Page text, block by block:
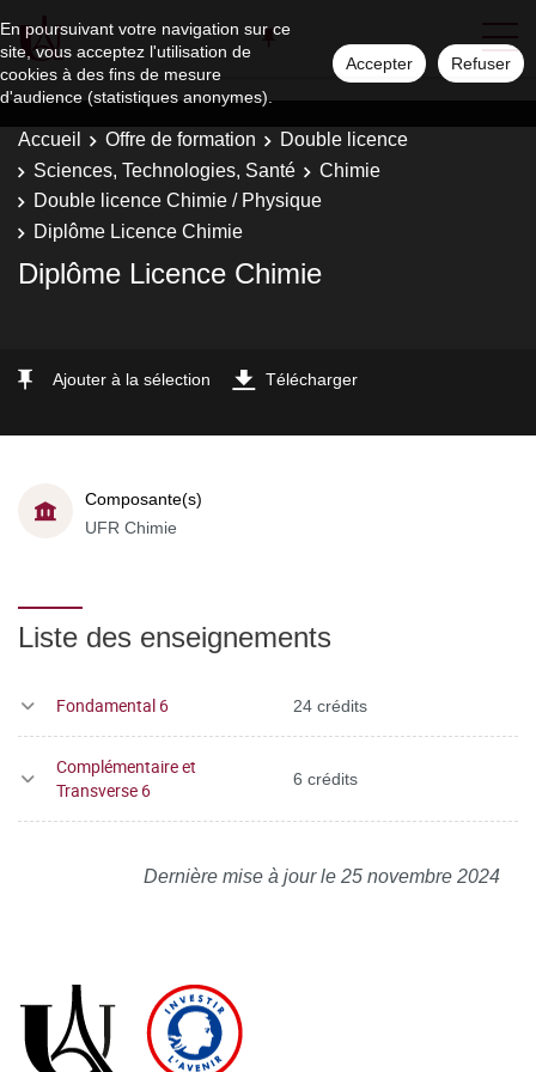
En poursuivant votre navigation sur ce
site, vous acceptez l'utilisation de
cookies à des fins de mesure
d'audience (statistiques anonymes).
Accepter Refuser
Accueil Offre de formation
Double licence
Sciences, Technologies, Santé
Chimie
Double licence Chimie / Physique
Diplôme Licence Chimie
Diplôme Licence Chimie
Ajouter à la sélection Télécharger
Composante(s)
UFR Chimie
Liste des enseignements
Fondamental 6 24 crédits
Complémentaire et
Transverse 6
6 crédits
Dernière mise à jour le 25 novembre 2024